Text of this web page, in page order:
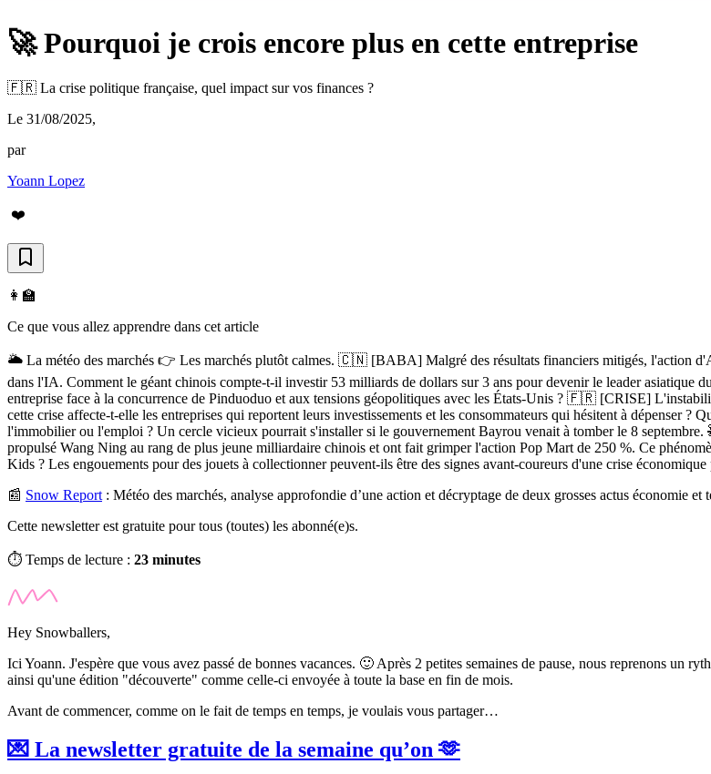
🚀 Pourquoi je crois encore plus en cette entreprise
🇫🇷 La crise politique française, quel impact sur vos finances ?
Le 31/08/2025,
par
Yoann Lopez
❤️
👩‍🏫
Ce que vous allez apprendre dans cet article
🌥️ La météo des marchés 👉 Les marchés plutôt calmes. 🇨🇳 [BABA] Malgré des résultats financiers mitigés, l'action
dans l'IA. Comment le géant chinois compte-t-il investir 53 milliards de dollars sur 3 ans pour devenir le leader asiatique
entreprise face à la concurrence de Pinduoduo et aux tensions géopolitiques avec les États-Unis ? 🇫🇷 [CRISE]
cette crise affecte-t-elle les entreprises qui reportent leurs investissements et les consommateurs qui hésitent à dépenser ?
l'immobilier ou l'emploi ? Un cercle vicieux pourrait s'installer si le gouvernement Bayrou venait à tomber le 8
propulsé Wang Ning au rang de plus jeune milliardaire chinois et ont fait grimper l'action Pop Mart de 250 %. Ce
Kids ? Les engouements pour des jouets à collectionner peuvent-ils être des signes avant-coureurs d'une crise économique
📰 Snow Report : Météo des marchés, analyse approfondie d’une action et décryptage de deux grosses actus économie et
Cette newsletter est gratuite pour tous (toutes) les abonné(e)s.
⏱️ Temps de lecture : 23 minutes
Hey Snowballers,
Ici Yoann. J'espère que vous avez passé de bonnes vacances. 🙂 Après 2 petites semaines de pause, nous reprenons un
ainsi qu'une édition "découverte" comme celle-ci envoyée à toute la base en fin de mois.
Avant de commencer, comme on le fait de temps en temps, je voulais vous partager…
💌 La newsletter gratuite de la semaine qu’on 🫶